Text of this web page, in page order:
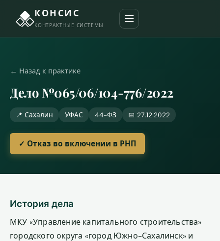
КОНСИС
КОНТРАКТНЫЕ СИСТЕМЫ
← Назад к практике
Дело №065/06/104-776/2022
📍 Сахалин УФАС 44-ФЗ 📅 27.12.2022
✓ Отказ во включении в РНП
История дела
МКУ «Управление капитального строительства»
городского округа «город Южно-Сахалинск» и